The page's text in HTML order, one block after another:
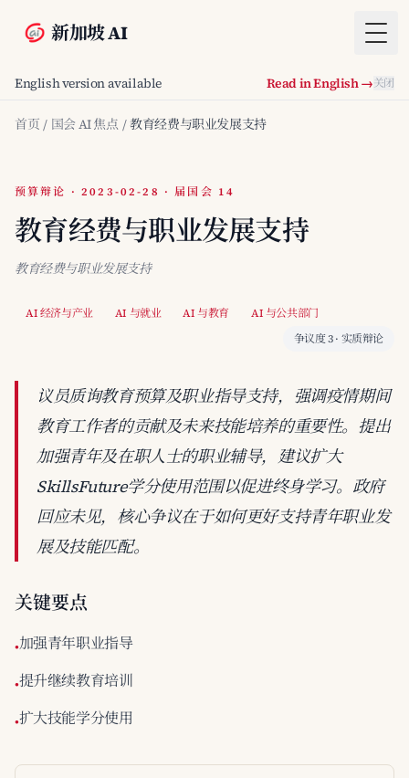
新加坡 AI
English version available Read in English →关闭
首页 / 国会 AI 焦点 / 教育经费与职业发展支持
预算辩论 · 2023-02-28 · 届国会 14
教育经费与职业发展支持
教育经费与职业发展支持
AI 经济与产业 AI 与就业 AI 与教育
AI 与公共部门
争议度 3 · 实质辩论
议员质询教育预算及职业指导支持，强调疫情期间
教育工作者的贡献及未来技能培养的重要性。提出
加强青年及在职人士的职业辅导，建议扩大
SkillsFuture学分使用范围以促进终身学习。政府
回应未见，核心争议在于如何更好支持青年职业发
展及技能匹配。
关键要点
•加强青年职业指导
•提升继续教育培训
•扩大技能学分使用